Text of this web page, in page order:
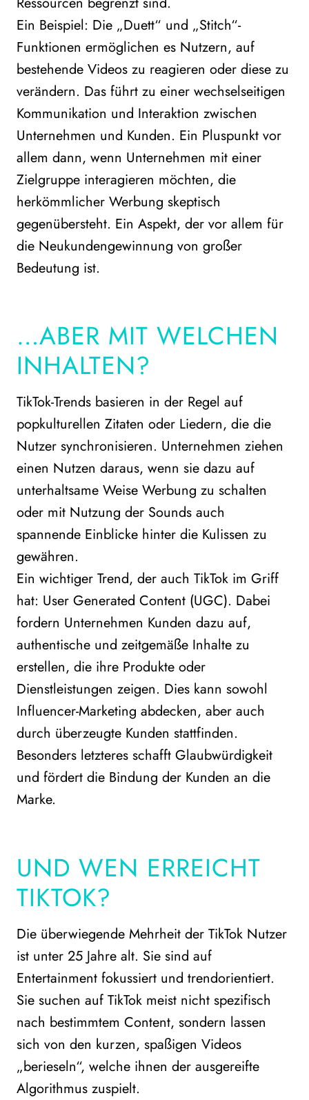
Ein Beispiel: Die „Duett“ und „Stitch“-
Funktionen ermöglichen es Nutzern, auf
bestehende Videos zu reagieren oder diese zu
verändern. Das führt zu einer wechselseitigen
Kommunikation und Interaktion zwischen
Unternehmen und Kunden. Ein Pluspunkt vor
allem dann, wenn Unternehmen mit einer
Zielgruppe interagieren möchten, die
herkömmlicher Werbung skeptisch
gegenübersteht. Ein Aspekt, der vor allem für
die Neukundengewinnung von großer
Bedeutung ist.
…ABER MIT WELCHEN
INHALTEN?
TikTok-Trends basieren in der Regel auf
popkulturellen Zitaten oder Liedern, die die
Nutzer synchronisieren. Unternehmen ziehen
einen Nutzen daraus, wenn sie dazu auf
unterhaltsame Weise Werbung zu schalten
oder mit Nutzung der Sounds auch
spannende Einblicke hinter die Kulissen zu
gewähren.
Ein wichtiger Trend, der auch TikTok im Griff
hat: User Generated Content (UGC). Dabei
fordern Unternehmen Kunden dazu auf,
authentische und zeitgemäße Inhalte zu
erstellen, die ihre Produkte oder
Dienstleistungen zeigen. Dies kann sowohl
Influencer-Marketing abdecken, aber auch
durch überzeugte Kunden stattfinden.
Besonders letzteres schafft Glaubwürdigkeit
und fördert die Bindung der Kunden an die
Marke.
UND WEN ERREICHT
TIKTOK?
Die überwiegende Mehrheit der TikTok Nutzer
ist unter 25 Jahre alt. Sie sind auf
Entertainment fokussiert und trendorientiert.
Sie suchen auf TikTok meist nicht spezifisch
nach bestimmtem Content, sondern lassen
sich von den kurzen, spaßigen Videos
„berieseln“, welche ihnen der ausgereifte
Algorithmus zuspielt.